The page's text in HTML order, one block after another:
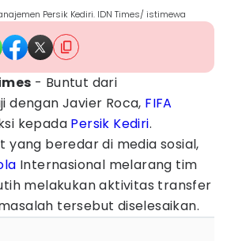
Persik Kediri. IDN Times/ istimewa
- Buntut dari
dengan Javier Roca, FIFA
kepada Persik Kediri.
yang beredar di media sosial,
Internasional melarang tim
melakukan aktivitas transfer
tersebut diselesaikan.